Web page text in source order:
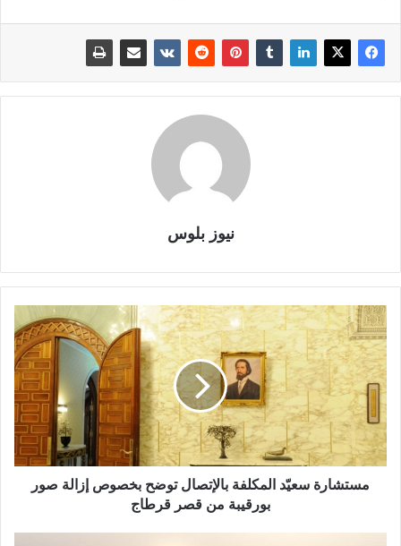
نيوز بلوس
مستشارة سعيّد المكلفة بالإتصال توضح بخصوص إزالة صور
بورقيبة من قصر قرطاج